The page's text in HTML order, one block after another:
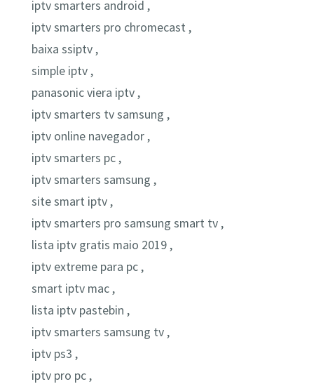
iptv smarters android ,
iptv smarters pro chromecast ,
baixa ssiptv ,
simple iptv ,
panasonic viera iptv ,
iptv smarters tv samsung ,
iptv online navegador ,
iptv smarters pc ,
iptv smarters samsung ,
site smart iptv ,
iptv smarters pro samsung smart tv ,
lista iptv gratis maio 2019 ,
iptv extreme para pc ,
smart iptv mac ,
lista iptv pastebin ,
iptv smarters samsung tv ,
iptv ps3 ,
iptv pro pc ,